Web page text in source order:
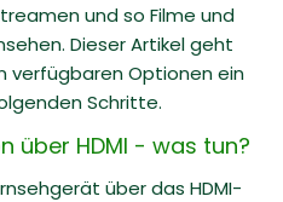
und so Filme und
Dieser Artikel geht
verfügbaren Optionen ein
Schritte.
über HDMI - was tun?
über das HDMI-